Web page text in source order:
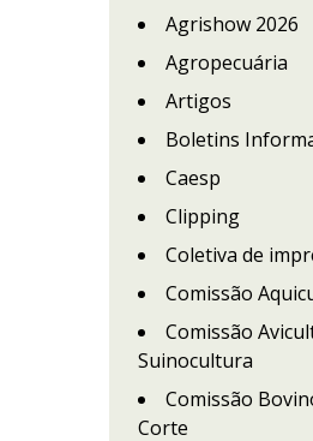
Agrishow 2026
Agropecuária
Artigos
Boletins
Caesp
Clipping
Coletiva de
Comissão
Comissão
Suinocultura
Comissão
Corte